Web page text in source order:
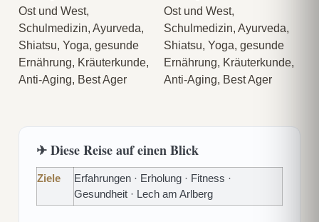
✈ Diese Reise auf einen Blick
Ziele
Erfahrungen · Erholung · Fitness ·
Gesundheit · Lech am Arlberg